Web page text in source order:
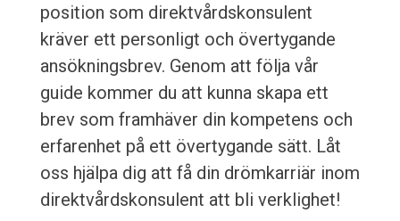
position som direktvårdskonsulent
kräver ett personligt och övertygande
ansökningsbrev. Genom att följa vår
guide kommer du att kunna skapa ett
brev som framhäver din kompetens och
erfarenhet på ett övertygande sätt. Låt
oss hjälpa dig att få din drömkarriär inom
direktvårdskonsulent att bli verklighet!